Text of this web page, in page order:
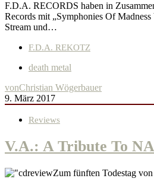
F.D.A. RECORDS haben in
Records mit „Symphonies Of
Stream und…
F.D.A. REKOTZ
death metal
vonChristian Wögerbauer
9. März 2017
Reviews
V.A.: A Tribute To
Zum fünften Todestag